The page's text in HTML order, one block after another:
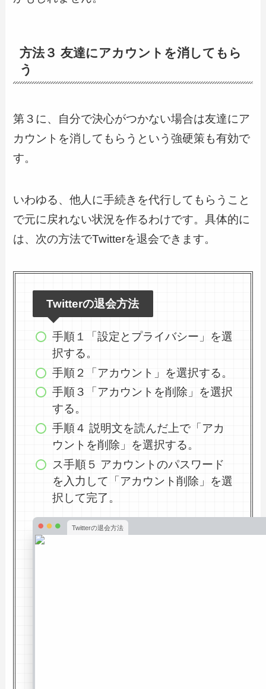
方法３ 友達にアカウントを消してもら
う
第３に、自分で決心がつかない場合は友達にア
カウントを消してもらうという強硬策も有効で
す。
いわゆる、他人に手続きを代行してもらうこと
で元に戻れない状況を作るわけです。具体的に
は、次の方法でTwitterを退会できます。
Twitterの退会方法
手順１「設定とプライバシー」を選
択する。
手順２「アカウント」を選択する。
手順３「アカウントを削除」を選択
する。
手順４ 説明文を読んだ上で「アカ
ウントを削除」を選択する。
ス手順５ アカウントのパスワード
を入力して「アカウント削除」を選
択して完了。
Twitterの退会方法